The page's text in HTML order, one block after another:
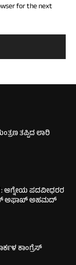
for the next
ತಪ್ಪಿದ ಲಾರಿ
ಆಗ್ನೇಯ ಪದವೀಧರರ
ಅಫಾಖ್ ಅಹಮದ್
ಕಾಂಗ್ರೆಸ್